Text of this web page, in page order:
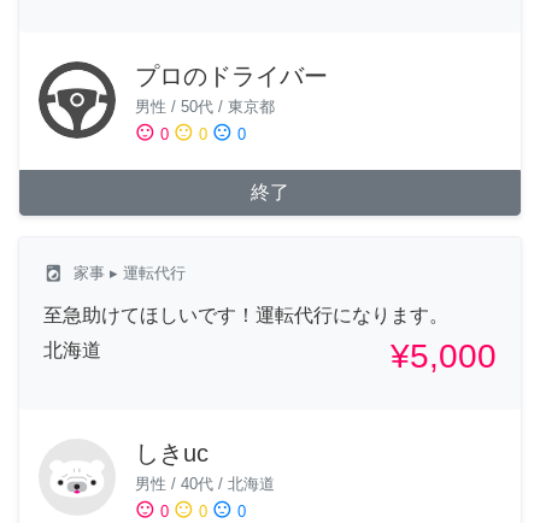
プロのドライバー
男性 / 50代 / 東京都
sentiment_satisfied 0 sentiment_neutral 0 sentiment_dissatisfied 0
終了
local_laundry_service 家事 ▸ 運転代行
至急助けてほしいです！運転代行になります。
北海道
¥5,000
しきuc
男性 / 40代 / 北海道
sentiment_satisfied 0 sentiment_neutral 0 sentiment_dissatisfied 0